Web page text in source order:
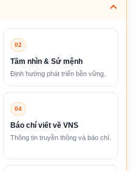
02
Tầm nhìn & Sứ mệnh
Định hướng phát triển bền vững.
04
Báo chí viết về VNS
Thông tin truyền thông và báo chí.